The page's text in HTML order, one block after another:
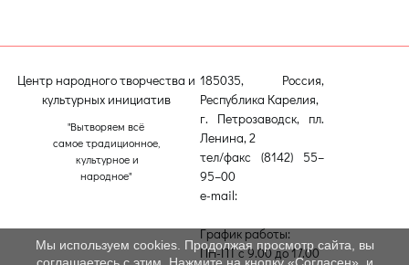
Центр народного творчества и
культурных инициатив
"Вытворяем всё
самое традиционное,
культурное и
народное"
185035, Россия,
Республика Карелия,
г. Петрозаводск, пл.
Ленина, 2
тел/факс (8142) 55–
95–00
e-mail:
График работы:
ПН-ПТ с 9.00 до 17.00
Мы используем cookies. Продолжая просмотр сайта, вы